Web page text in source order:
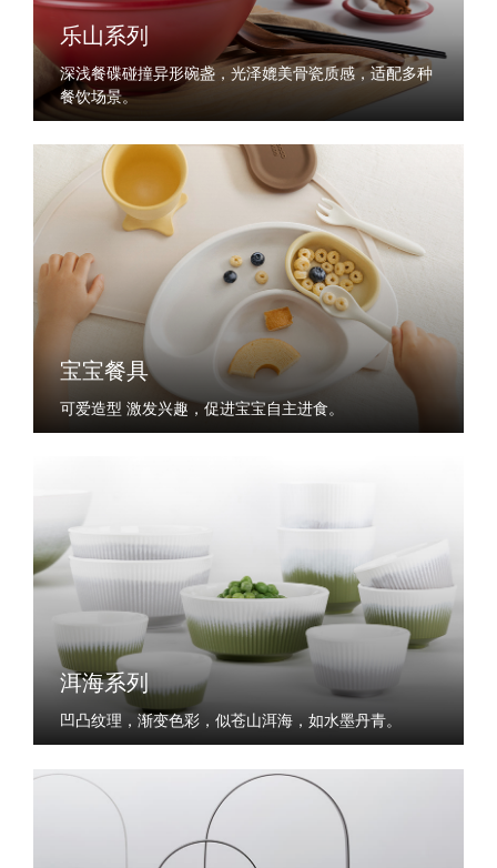
乐山系列
深浅餐碟碰撞异形碗盏，光泽媲美骨瓷质感，适配多种
餐饮场景。
宝宝餐具
可爱造型 激发兴趣，促进宝宝自主进食。
洱海系列
凹凸纹理，渐变色彩，似苍山洱海，如水墨丹青。